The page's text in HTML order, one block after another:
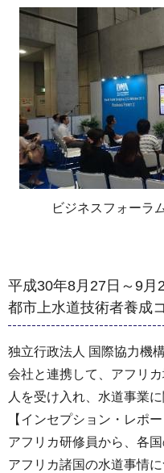
ビジネスフォーラ
平成30年8月27日～9月
都市上水道技術者養成
独立行政法人 国際協力機
会社と連携して、アフリ
人を受け入れ、水道事業
【インセプション・レポー
アフリカ研修員から、各
アフリカ諸国の水道事情